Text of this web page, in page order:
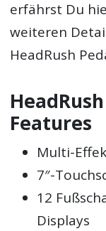
erfährst Du
weiteren
HeadRush
Features
Multi-
7″-
12
Displays